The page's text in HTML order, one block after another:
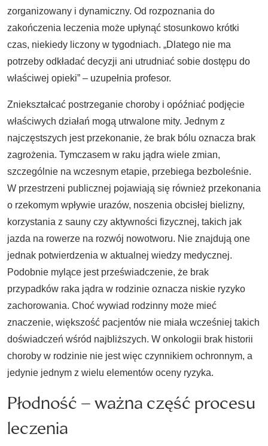
zorganizowany i dynamiczny. Od rozpoznania do
zakończenia leczenia może upłynąć stosunkowo krótki
czas, niekiedy liczony w tygodniach. „Dlatego nie ma
potrzeby odkładać decyzji ani utrudniać sobie dostępu do
właściwej opieki” – uzupełnia profesor.
Zniekształcać postrzeganie choroby i opóźniać podjęcie
właściwych działań mogą utrwalone mity. Jednym z
najczęstszych jest przekonanie, że brak bólu oznacza brak
zagrożenia. Tymczasem w raku jądra wiele zmian,
szczególnie na wczesnym etapie, przebiega bezboleśnie.
W przestrzeni publicznej pojawiają się również przekonania
o rzekomym wpływie urazów, noszenia obcisłej bielizny,
korzystania z sauny czy aktywności fizycznej, takich jak
jazda na rowerze na rozwój nowotworu. Nie znajdują one
jednak potwierdzenia w aktualnej wiedzy medycznej.
Podobnie mylące jest przeświadczenie, że brak
przypadków raka jądra w rodzinie oznacza niskie ryzyko
zachorowania. Choć wywiad rodzinny może mieć
znaczenie, większość pacjentów nie miała wcześniej takich
doświadczeń wśród najbliższych. W onkologii brak historii
choroby w rodzinie nie jest więc czynnikiem ochronnym, a
jedynie jednym z wielu elementów oceny ryzyka.
Płodność – ważna część procesu
leczenia